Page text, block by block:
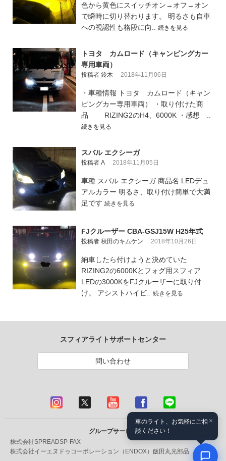
色から黄色にスイッチオン→オフ→オン
で瞬時に切り替わります。 明るさも自車
への視認性も格段に向.. 続きを見る
トヨタ カムロード（キャンピングカー
専用車両）
投稿者 鈴木 2018年11月06日
・車種情報 トヨタ カムロード（キャン
ピングカー専用車両） ・取り付けた商
品 RIZING2のH4、6000K ・感想 ..
続きを見る
スバル エクシーガ
投稿者 A 2018年11月05日
車種 スバル エクシーガ 商品名 LEDデュ
アルカラー 明るさ、取り付け簡単で大満
足です 続きを見る
FJクルーザー CBA-GSJ15W H25年式
投稿者 秋田のキムケン 2018年10月26日
納車したら付けようと決めていた
RIZING2の6000Kとフォグ用スフィア
LEDの3000KをFJクルーザーに取り付
け。 アシストハイビ.. 続きを見る
スフィアライトサポートセンター
問い合わせ
グループサービス
株式会社SPREADSP-FAX
株式会社イーエヌドゥコーポレーション（ENDOX） 飯田丸光部品
×
車のライト、お気軽にご相
談ください！